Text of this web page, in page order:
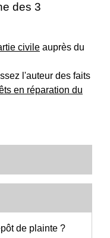
des 3
civile auprès du
l'auteur des faits
en réparation du
de plainte ?